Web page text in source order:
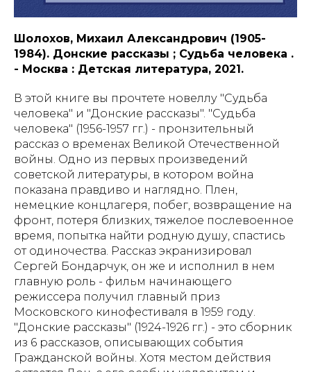
Шолохов, Михаил Александрович (1905-
1984). Донские рассказы ; Судьба человека .
- Москва : Детская литература, 2021.
В этой книге вы прочтете новеллу "Судьба
человека" и "Донские рассказы". "Судьба
человека" (1956-1957 гг.) - пронзительный
рассказ о временах Великой Отечественной
войны. Одно из первых произведений
советской литературы, в котором война
показана правдиво и наглядно. Плен,
немецкие концлагеря, побег, возвращение на
фронт, потеря близких, тяжелое послевоенное
время, попытка найти родную душу, спастись
от одиночества. Рассказ экранизировал
Сергей Бондарчук, он же и исполнил в нем
главную роль - фильм начинающего
режиссера получил главный приз
Московского кинофестиваля в 1959 году.
"Донские рассказы" (1924-1926 гг.) - это сборник
из 6 рассказов, описывающих события
Гражданской войны. Хотя местом действия